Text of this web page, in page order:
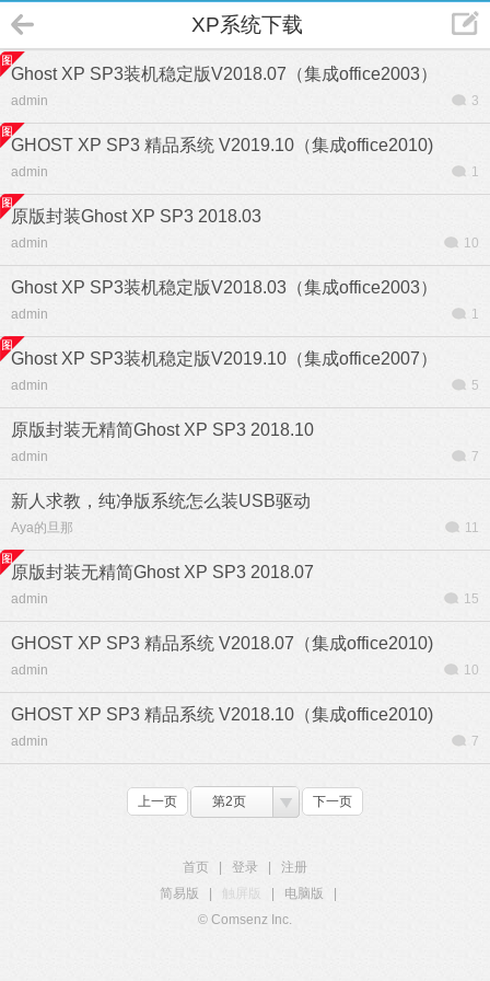
XP系统下载
Ghost XP SP3装机稳定版V2018.07（集成office2003）
admin 3
GHOST XP SP3 精品系统 V2019.10（集成office2010)
admin 1
原版封装Ghost XP SP3 2018.03
admin 10
Ghost XP SP3装机稳定版V2018.03（集成office2003）
admin 1
Ghost XP SP3装机稳定版V2019.10（集成office2007）
admin 5
原版封装无精简Ghost XP SP3 2018.10
admin 7
新人求教，纯净版系统怎么装USB驱动
Aya的旦那 11
原版封装无精简Ghost XP SP3 2018.07
admin 15
GHOST XP SP3 精品系统 V2018.07（集成office2010)
admin 10
GHOST XP SP3 精品系统 V2018.10（集成office2010)
admin 7
上一页 第2页 下一页
首页 登录
注册
简易版
触屏版 电脑版
© Comsenz Inc.